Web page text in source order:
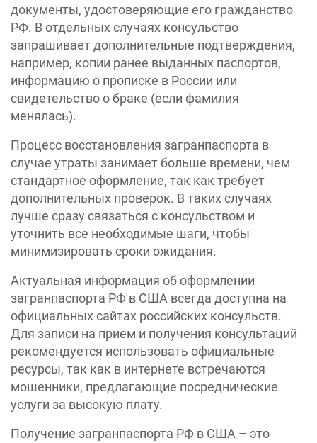
документы, удостоверяющие его гражданство
РФ. В отдельных случаях консульство
запрашивает дополнительные подтверждения,
например, копии ранее выданных паспортов,
информацию о прописке в России или
свидетельство о браке (если фамилия
менялась).
Процесс восстановления загранпаспорта в
случае утраты занимает больше времени, чем
стандартное оформление, так как требует
дополнительных проверок. В таких случаях
лучше сразу связаться с консульством и
уточнить все необходимые шаги, чтобы
минимизировать сроки ожидания.
Актуальная информация об оформлении
загранпаспорта РФ в США всегда доступна на
официальных сайтах российских консульств.
Для записи на прием и получения консультаций
рекомендуется использовать официальные
ресурсы, так как в интернете встречаются
мошенники, предлагающие посреднические
услуги за высокую плату.
Получение загранпаспорта РФ в США – это